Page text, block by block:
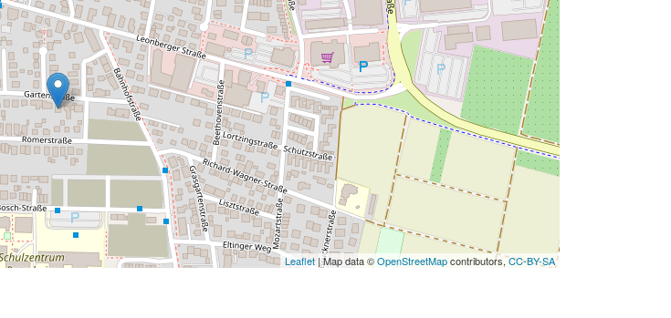
Leaflet | Map data ©OpenStreetMapcontributors,CC-BY-SA